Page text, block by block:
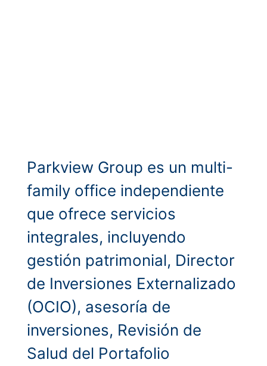
Parkview Group es un multi-
family office independiente
que ofrece servicios
integrales, incluyendo
gestión patrimonial, Director
de Inversiones Externalizado
(OCIO), asesoría de
inversiones, Revisión de
Salud del Portafolio